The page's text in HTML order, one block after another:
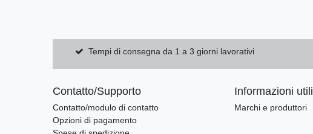
Tempi di consegna da 1 a 3 giorni lavorativi
Contatto/Supporto
Contatto/modulo di contatto
Opzioni di pagamento
Informazioni utili
Marchi e produttori